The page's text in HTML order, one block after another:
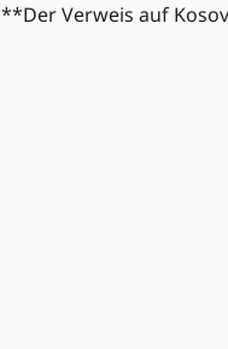
**Der Verweis auf